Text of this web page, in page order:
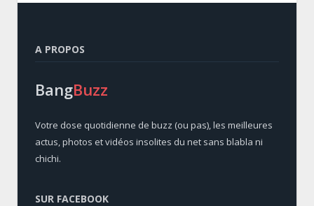
A PROPOS
BangBuzz
Votre dose quotidienne de buzz (ou pas), les meilleures
actus, photos et vidéos insolites du net sans blabla ni
chichi.
SUR FACEBOOK